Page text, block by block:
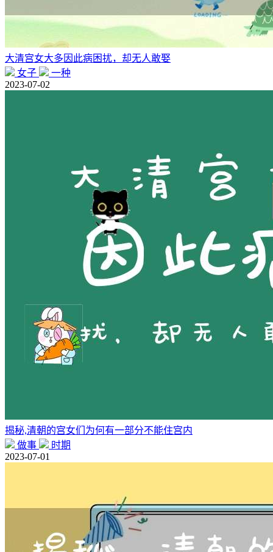
大清宫女大多因此病困扰，却无人敢娶
女子
一种
2023-07-02
揭秘,清朝的宫女们为何有一部分不能住宫内
做事
时期
2023-07-01